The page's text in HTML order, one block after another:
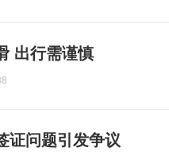
出行需谨慎
证问题引发争议